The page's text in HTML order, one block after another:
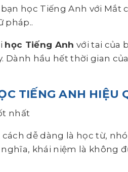
học Tiếng Anh với Mắt
pháp..
học Tiếng Anh với tai của
Dành hầu hết thời gian
TIẾNG ANH HIỆU
nhất
dễ dàng là học từ,
khái niệm là không